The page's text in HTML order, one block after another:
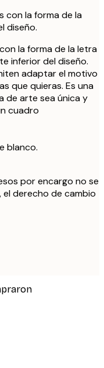
con la forma de la
diseño.
la forma de la letra
inferior del diseño.
adaptar el motivo
que quieras. Es una
de arte sea única y
cuadro
blanco.
por encargo no se
derecho de cambio